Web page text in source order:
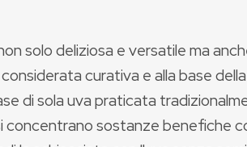
solo deliziosa e versatile ma
curativa e alla base
di sola uva praticata
concentrano sostanze benefiche